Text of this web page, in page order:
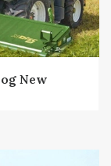
New